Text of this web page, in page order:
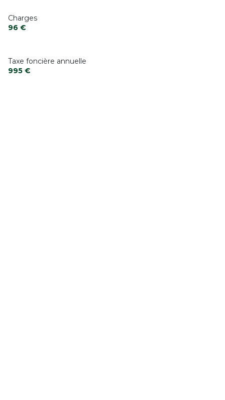
Charges
96 €
Taxe foncière annuelle
995 €